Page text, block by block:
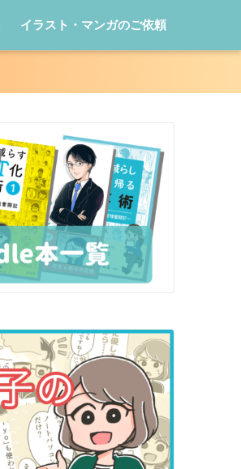
イラスト・マンガのご依頼